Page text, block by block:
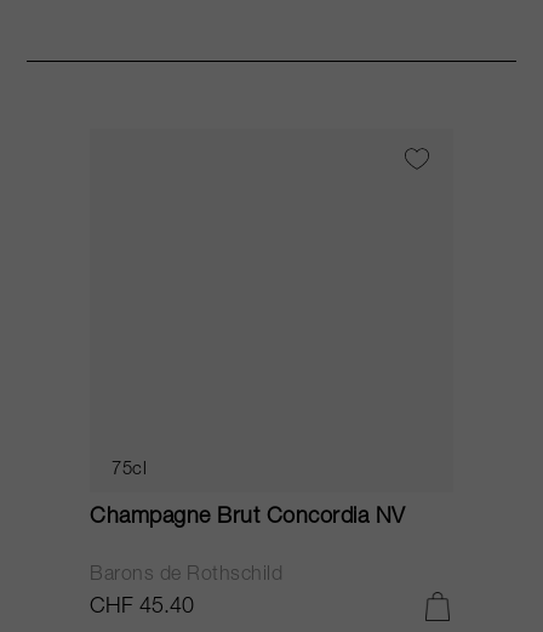
75cl
Champagne Brut Concordia NV
Barons de Rothschild
CHF 45.40